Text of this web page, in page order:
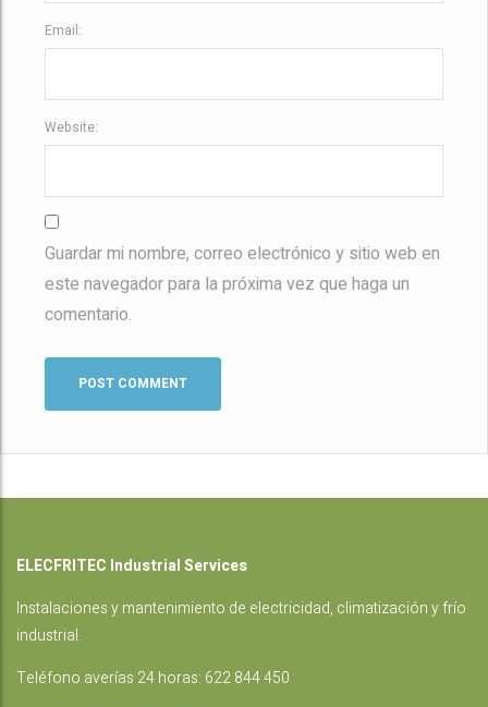
Email:
Website:
Guardar mi nombre, correo electrónico y sitio web en
este navegador para la próxima vez que haga un
comentario.
ELECFRITEC Industrial Services
Instalacionesy mantenimiento de electricidad, climatización y frío
industrial.
Teléfono averías 24 horas: 622 844 450